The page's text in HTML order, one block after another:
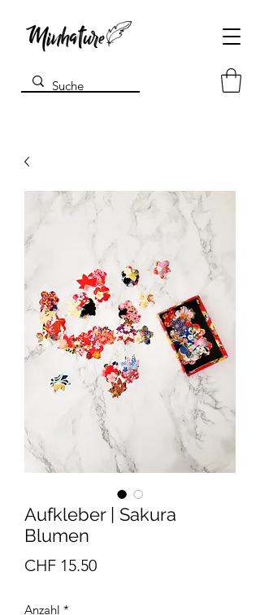
Aufkleber | Sakura
Blumen
CHF 15.50Preis
Anzahl *